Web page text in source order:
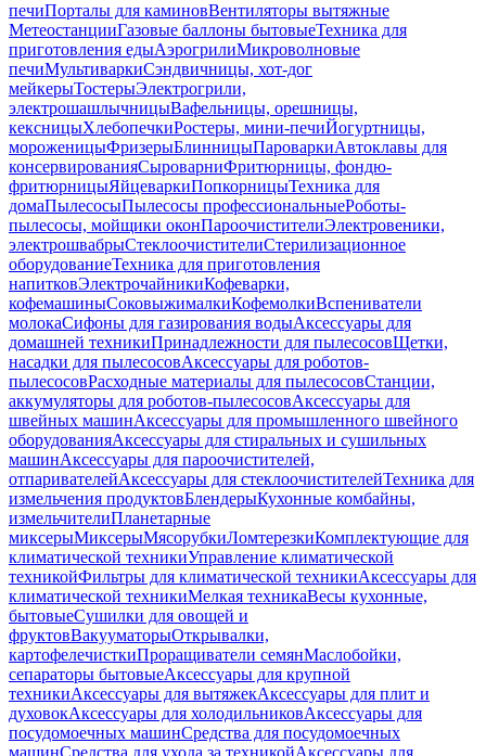
печиПорталы для каминовВентиляторы вытяжные
МетеостанцииГазовые баллоны бытовыеТехника для
приготовления едыАэрогрилиМикроволновые
печиМультиваркиСэндвичницы, хот-дог
мейкерыТостерыЭлектрогрили,
электрошашлычницыВафельницы, орешницы,
кексницыХлебопечкиРостеры, мини-печиЙогуртницы,
мороженицыФризерыБлинницыПароваркиАвтоклавы для
консервированияСыроварниФритюрницы, фондю-
фритюрницыЯйцеваркиПопкорницыТехника для
домаПылесосыПылесосы профессиональныеРоботы-
пылесосы, мойщики оконПароочистителиЭлектровеники,
электрошвабрыСтеклоочистителиСтерилизационное
оборудованиеТехника для приготовления
напитковЭлектрочайникиКофеварки,
кофемашиныСоковыжималкиКофемолкиВспениватели
молокаСифоны для газирования водыАксессуары для
домашней техникиПринадлежности для пылесосовЩетки,
насадки для пылесосовАксессуары для роботов-
пылесосовРасходные материалы для пылесосовСтанции,
аккумуляторы для роботов-пылесосовАксессуары для
швейных машинАксессуары для промышленного швейного
оборудованияАксессуары для стиральных и сушильных
машинАксессуары для пароочистителей,
отпаривателейАксессуары для стеклоочистителейТехника для
измельчения продуктовБлендерыКухонные комбайны,
измельчителиПланетарные
миксерыМиксерыМясорубкиЛомтерезкиКомплектующие для
климатической техникиУправление климатической
техникойФильтры для климатической техникиАксессуары для
климатической техникиМелкая техникаВесы кухонные,
бытовыеСушилки для овощей и
фруктовВакууматорыОткрывалки,
картофелечисткиПроращиватели семянМаслобойки,
сепараторы бытовыеАксессуары для крупной
техникиАксессуары для вытяжекАксессуары для плит и
духовокАксессуары для холодильниковАксессуары для
посудомоечных машинСредства для посудомоечных
машинСредства для ухода за техникойАксессуары для